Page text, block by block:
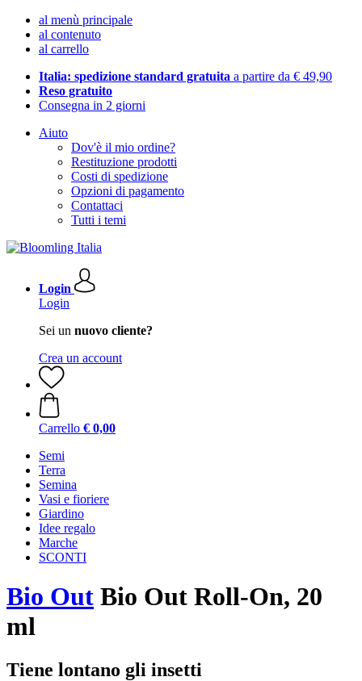
al menù principale
al contenuto
al carrello
Italia: spedizione standard gratuita a partire da € 49,90
Reso gratuito
Consegna in 2 giorni
Aiuto
Dov'è il mio ordine?
Restituzione prodotti
Costi di spedizione
Opzioni di pagamento
Contattaci
Tutti i temi
Login
Login
Sei un nuovo cliente?
Crea un account
Carrello € 0,00
Semi
Terra
Semina
Vasi e fioriere
Giardino
Idee regalo
Marche
SCONTI
Bio Out Bio Out Roll-On, 20
ml
Tiene lontano gli insetti